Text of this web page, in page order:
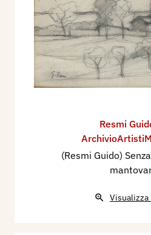
Resmi
(Resmi Guido)
Visualizza